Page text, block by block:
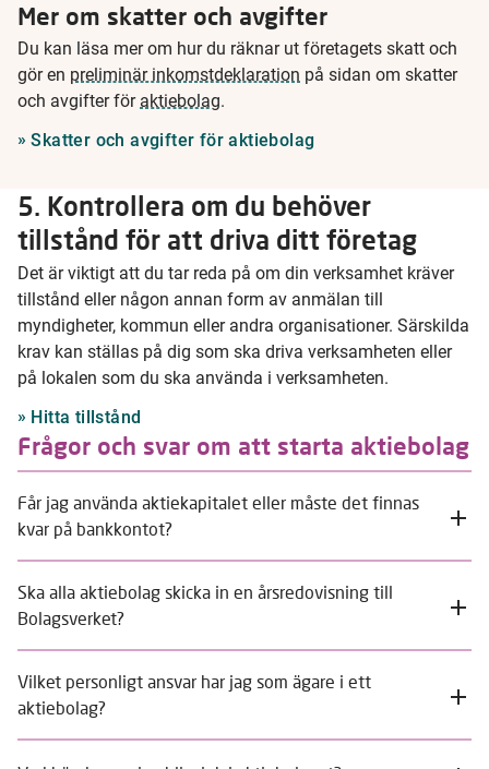
Mer om skatter och avgifter
Du kan läsa mer om hur du räknar ut företagets skatt och
gör en preliminär inkomstdeklaration på sidan om skatter
och avgifter för aktiebolag.
Skatter och avgifter för aktiebolag
5. Kontrollera om du behöver
tillstånd för att driva ditt företag
Det är viktigt att du tar reda på om din verksamhet kräver
tillstånd eller någon annan form av anmälan till
myndigheter, kommun eller andra organisationer. Särskilda
krav kan ställas på dig som ska driva verksamheten eller
på lokalen som du ska använda i verksamheten.
Hitta tillstånd
Frågor och svar om att starta aktiebolag
Får jag använda aktiekapitalet eller måste det finnas
kvar på bankkontot?
Ska alla aktiebolag skicka in en årsredovisning till
Bolagsverket?
Vilket personligt ansvar har jag som ägare i ett
aktiebolag?